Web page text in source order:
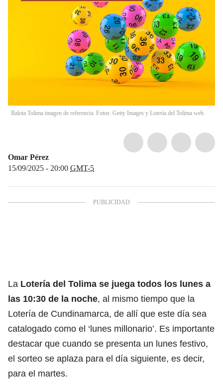
Balota Tolima imagen de referencia. Fotos: Getty Images y Lotería del Tolima web.
Omar Pérez
15/09/2025 - 20:00 GMT-5
La Lotería del Tolima se juega todos los lunes a
las 10:30 de la noche, al mismo tiempo que la
Lotería de Cundinamarca, de allí que este día sea
catalogado como el ‘lunes millonario’. Es importante
destacar que cuando se presenta un lunes festivo,
el sorteo se aplaza para el día siguiente, es decir,
para el martes.